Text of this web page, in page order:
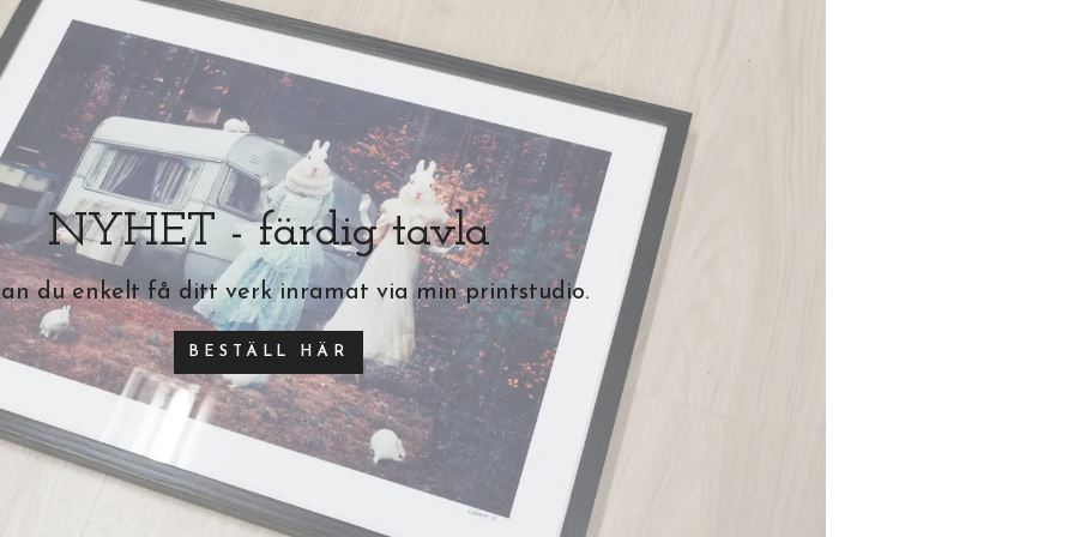
NYHET - färdig tavla
du enkelt få ditt verk inramat via min printstudio.
BESTÄLL HÄR